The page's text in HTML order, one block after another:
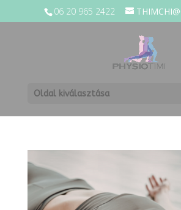
06 20 965 2422
Oldal kiválasztása